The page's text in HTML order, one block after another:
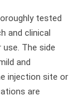
tested
and clinical
The side
and
injection site or
are